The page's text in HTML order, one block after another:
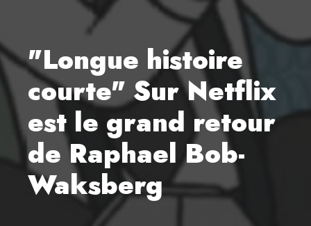
"Longue histoire
courte" Sur Netflix
est le grand retour
de Raphael Bob-
Waksberg